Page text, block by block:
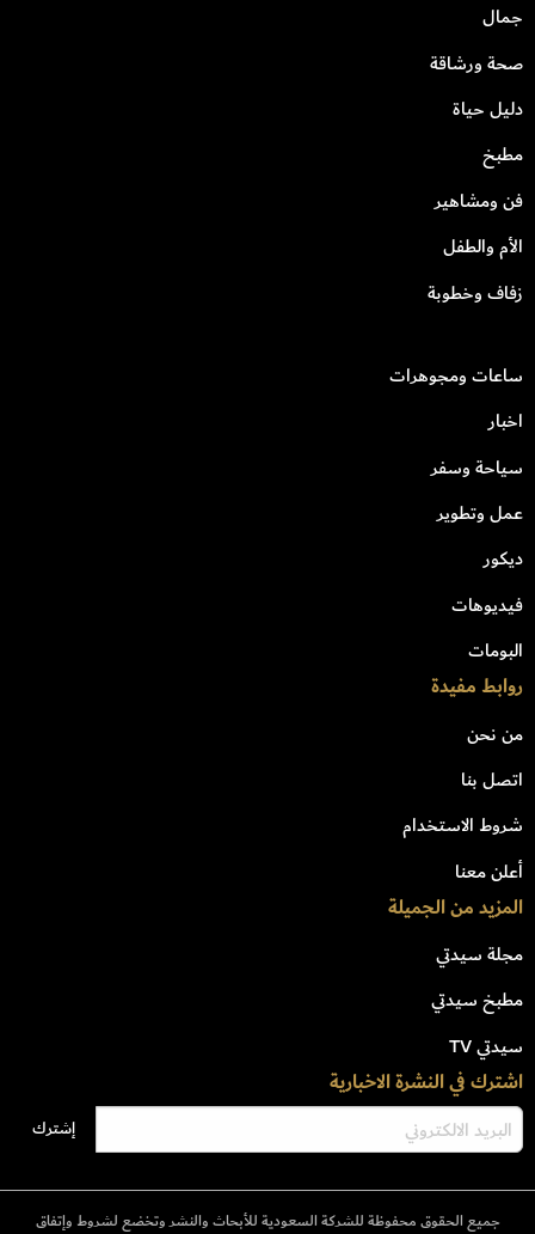
جمال
صحة ورشاقة
دليل حياة
مطبخ
فن ومشاهير
الأم والطفل
زفاف وخطوبة
ساعات ومجوهرات
اخبار
سياحة وسفر
عمل وتطوير
ديكور
فيديوهات
البومات
روابط مفيدة
من نحن
اتصل بنا
شروط الاستخدام
أعلن معنا
المزيد من الجميلة
مجلة سيدتي
مطبخ سيدتي
سيدتي TV
اشترك في النشرة الاخبارية
جميع الحقوق محفوظة للشركة السعودية للأبحاث والنشر وتخضع لشروط وإتفاق